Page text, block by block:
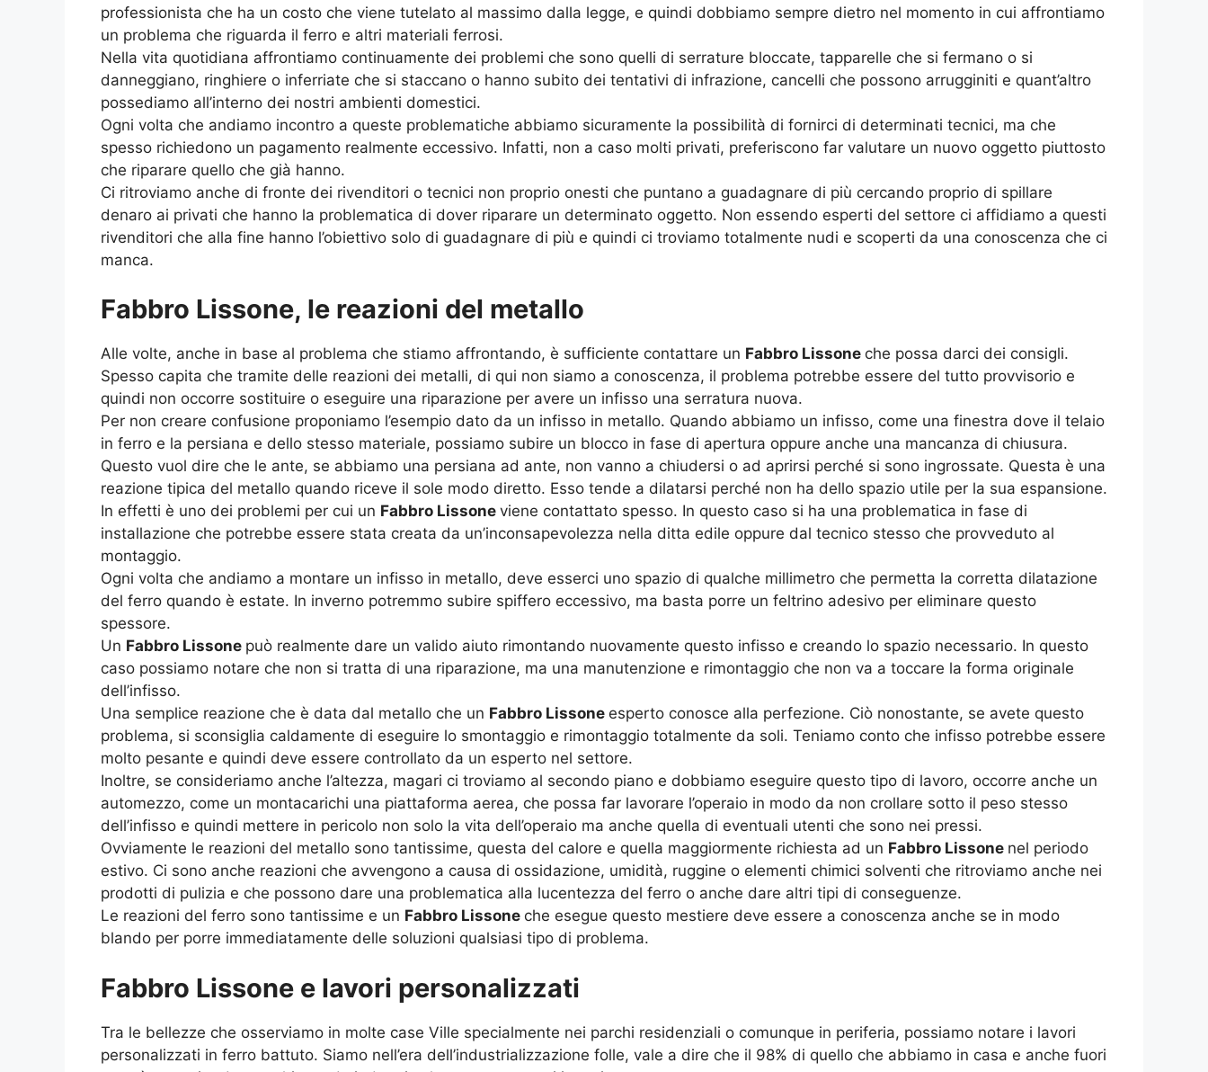
professionista che ha un costo che viene tutelato al massimo dalla legge, e quindi dobbiamo sempre dietro nel momento in cui affrontiamo
un problema che riguarda il ferro e altri materiali ferrosi.
Nella vita quotidiana affrontiamo continuamente dei problemi che sono quelli di serrature bloccate, tapparelle che si fermano o si
danneggiano, ringhiere o inferriate che si staccano o hanno subito dei tentativi di infrazione, cancelli che possono arrugginiti e quant’altro
possediamo all’interno dei nostri ambienti domestici.
Ogni volta che andiamo incontro a queste problematiche abbiamo sicuramente la possibilità di fornirci di determinati tecnici, ma che
spesso richiedono un pagamento realmente eccessivo. Infatti, non a caso molti privati, preferiscono far valutare un nuovo oggetto piuttosto
che riparare quello che già hanno.
Ci ritroviamo anche di fronte dei rivenditori o tecnici non proprio onesti che puntano a guadagnare di più cercando proprio di spillare
denaro ai privati che hanno la problematica di dover riparare un determinato oggetto. Non essendo esperti del settore ci affidiamo a questi
rivenditori che alla fine hanno l’obiettivo solo di guadagnare di più e quindi ci troviamo totalmente nudi e scoperti da una conoscenza che ci
manca.
Fabbro Lissone, le reazioni del metallo
Alle volte, anche in base al problema che stiamo affrontando, è sufficiente contattare un Fabbro Lissone che possa darci dei consigli.
Spesso capita che tramite delle reazioni dei metalli, di qui non siamo a conoscenza, il problema potrebbe essere del tutto provvisorio e
quindi non occorre sostituire o eseguire una riparazione per avere un infisso una serratura nuova.
Per non creare confusione proponiamo l’esempio dato da un infisso in metallo. Quando abbiamo un infisso, come una finestra dove il telaio
in ferro e la persiana e dello stesso materiale, possiamo subire un blocco in fase di apertura oppure anche una mancanza di chiusura.
Questo vuol dire che le ante, se abbiamo una persiana ad ante, non vanno a chiudersi o ad aprirsi perché si sono ingrossate. Questa è una
reazione tipica del metallo quando riceve il sole modo diretto. Esso tende a dilatarsi perché non ha dello spazio utile per la sua espansione.
In effetti è uno dei problemi per cui un Fabbro Lissone viene contattato spesso. In questo caso si ha una problematica in fase di
installazione che potrebbe essere stata creata da un’inconsapevolezza nella ditta edile oppure dal tecnico stesso che provveduto al
montaggio.
Ogni volta che andiamo a montare un infisso in metallo, deve esserci uno spazio di qualche millimetro che permetta la corretta dilatazione
del ferro quando è estate. In inverno potremmo subire spiffero eccessivo, ma basta porre un feltrino adesivo per eliminare questo
spessore.
Un Fabbro Lissone può realmente dare un valido aiuto rimontando nuovamente questo infisso e creando lo spazio necessario. In questo
caso possiamo notare che non si tratta di una riparazione, ma una manutenzione e rimontaggio che non va a toccare la forma originale
dell’infisso.
Una semplice reazione che è data dal metallo che un Fabbro Lissone esperto conosce alla perfezione. Ciò nonostante, se avete questo
problema, si sconsiglia caldamente di eseguire lo smontaggio e rimontaggio totalmente da soli. Teniamo conto che infisso potrebbe essere
molto pesante e quindi deve essere controllato da un esperto nel settore.
Inoltre, se consideriamo anche l’altezza, magari ci troviamo al secondo piano e dobbiamo eseguire questo tipo di lavoro, occorre anche un
automezzo, come un montacarichi una piattaforma aerea, che possa far lavorare l’operaio in modo da non crollare sotto il peso stesso
dell’infisso e quindi mettere in pericolo non solo la vita dell’operaio ma anche quella di eventuali utenti che sono nei pressi.
Ovviamente le reazioni del metallo sono tantissime, questa del calore e quella maggiormente richiesta ad un Fabbro Lissone nel periodo
estivo. Ci sono anche reazioni che avvengono a causa di ossidazione, umidità, ruggine o elementi chimici solventi che ritroviamo anche nei
prodotti di pulizia e che possono dare una problematica alla lucentezza del ferro o anche dare altri tipi di conseguenze.
Le reazioni del ferro sono tantissime e un Fabbro Lissone che esegue questo mestiere deve essere a conoscenza anche se in modo
blando per porre immediatamente delle soluzioni qualsiasi tipo di problema.
Fabbro Lissone e lavori personalizzati
Tra le bellezze che osserviamo in molte case Ville specialmente nei parchi residenziali o comunque in periferia, possiamo notare i lavori
personalizzati in ferro battuto. Siamo nell’era dell’industrializzazione folle, vale a dire che il 98% di quello che abbiamo in casa e anche fuori